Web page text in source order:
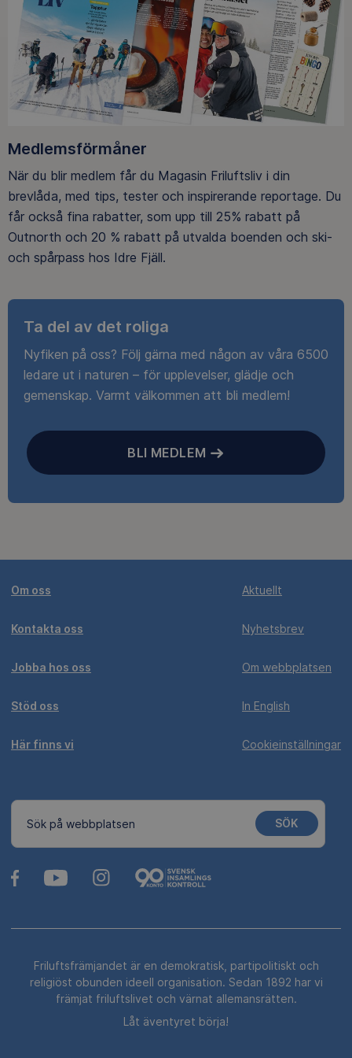
Medlemsförmåner
När du blir medlem får du Magasin Friluftsliv i din
brevlåda, med tips, tester och inspirerande reportage. Du
får också fina rabatter, som upp till 25% rabatt på
Outnorth och 20 % rabatt på utvalda boenden och ski-
och spårpass hos Idre Fjäll.
Ta del av det roliga
Nyfiken på oss? Följ gärna med någon av våra 6500
ledare ut i naturen – för upplevelser, glädje och
gemenskap. Varmt välkommen att bli medlem!
BLI MEDLEM
Om oss
Kontakta oss
Jobba hos oss
Stöd oss
Här finns vi
Aktuellt
Nyhetsbrev
Om webbplatsen
In English
Cookieinställningar
Sök på webbplatsen SÖK
Friluftsfrämjandet är en demokratisk, partipolitiskt och
religiöst obunden ideell organisation. Sedan 1892 har vi
främjat friluftslivet och värnat allemansrätten.
Låt äventyret börja!